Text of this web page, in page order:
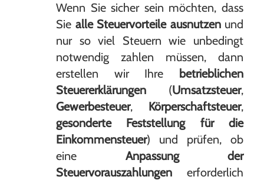
Wenn Sie sicher sein möchten, dass
Sie alle Steuervorteile ausnutzenund
nur so viel Steuern wie unbedingt
notwendig zahlen müssen, dann
erstellen wir Ihre betrieblichen
Steuererklärungen (Umsatzsteuer,
Gewerbesteuer, Körperschaftsteuer,
gesonderte Feststellung für die
Einkommensteuer) und prüfen, ob
eine Anpassung der
Steuervorauszahlungen erforderlich